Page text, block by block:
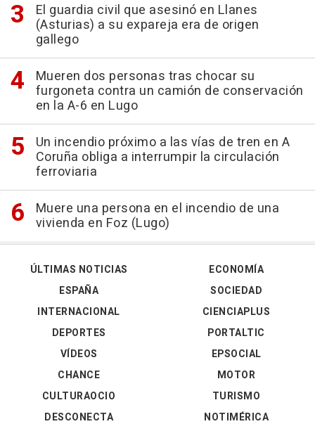
El guardia civil que asesinó en Llanes
(Asturias) a su expareja era de origen
gallego
Mueren dos personas tras chocar su
furgoneta contra un camión de conservación
en la A-6 en Lugo
Un incendio próximo a las vías de tren en A
Coruña obliga a interrumpir la circulación
ferroviaria
Muere una persona en el incendio de una
vivienda en Foz (Lugo)
ÚLTIMAS NOTICIAS
ESPAÑA
INTERNACIONAL
DEPORTES
VÍDEOS
ECONOMÍA
SOCIEDAD
CIENCIAPLUS
PORTALTIC
EPSOCIAL
CHANCE
CULTURAOCIO
DESCONECTA
MOTOR
TURISMO
NOTIMÉRICA